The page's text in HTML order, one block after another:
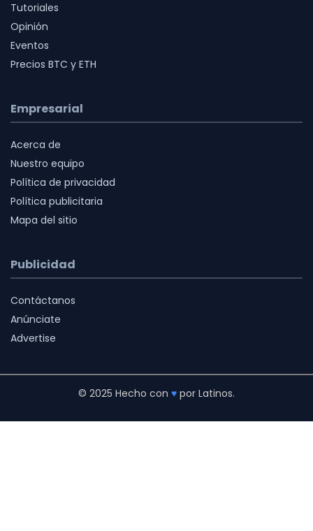
Tutoriales
Opinión
Eventos
Precios BTC y ETH
Empresarial
Acerca de
Nuestro equipo
Política de privacidad
Política publicitaria
Mapa del sitio
Publicidad
Contáctanos
Anúnciate
Advertise
© 2025 Hecho con ♥ por Latinos.